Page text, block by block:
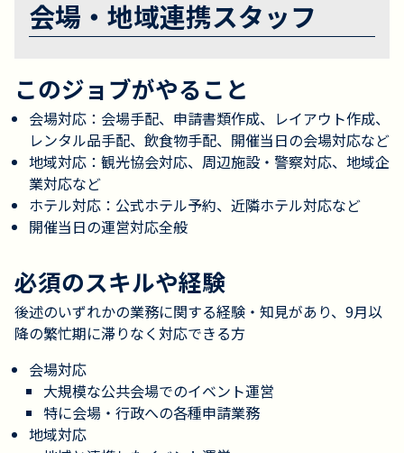
会場・地域連携スタッフ
このジョブがやること
会場対応：会場手配、申請書類作成、レイアウト作成、
レンタル品手配、飲食物手配、開催当日の会場対応など
地域対応：観光協会対応、周辺施設・警察対応、地域企
業対応など
ホテル対応：公式ホテル予約、近隣ホテル対応など
開催当日の運営対応全般
必須のスキルや経験
後述のいずれかの業務に関する経験・知見があり、9月以
降の繁忙期に滞りなく対応できる方
会場対応
大規模な公共会場でのイベント運営
特に会場・行政への各種申請業務
地域対応